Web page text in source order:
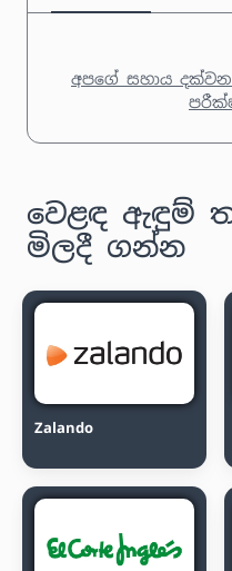
අපගේ සහාය
වෙළඳ ඇඳුම්
මිලදී ගන්න
Zalando